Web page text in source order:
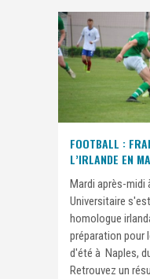
FOOTBALL :
L’IRLANDE EN
Mardi après-midi
Universitaire
homologue
préparation pour
d'été à Naples,
Retrouvez un